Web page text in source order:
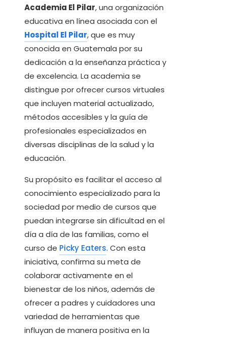
Academia El Pilar, una organización
educativa en línea asociada con el
Hospital El Pilar, que es muy
conocida en Guatemala por su
dedicación a la enseñanza práctica y
de excelencia. La academia se
distingue por ofrecer cursos virtuales
que incluyen material actualizado,
métodos accesibles y la guía de
profesionales especializados en
diversas disciplinas de la salud y la
educación.
Su propósito es facilitar el acceso al
conocimiento especializado para la
sociedad por medio de cursos que
puedan integrarse sin dificultad en el
día a día de las familias, como el
curso de Picky Eaters. Con esta
iniciativa, confirma su meta de
colaborar activamente en el
bienestar de los niños, además de
ofrecer a padres y cuidadores una
variedad de herramientas que
influyan de manera positiva en la